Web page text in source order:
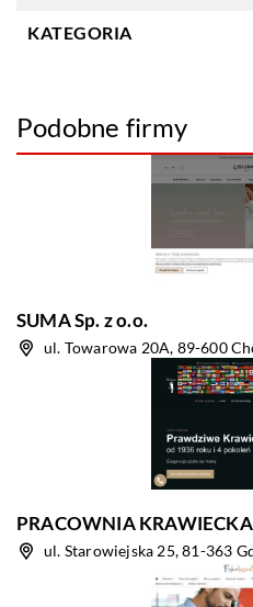
KATEGORIA
Podobne firmy
SUMA Sp. z o.o.
ul. Towarowa 20A, 89-600
PRACOWNIA
ul. Starowiejska 25, 81-363